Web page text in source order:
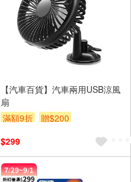
【汽車百貨】汽車兩用USB涼風
扇
滿額9折
贈$200
$299